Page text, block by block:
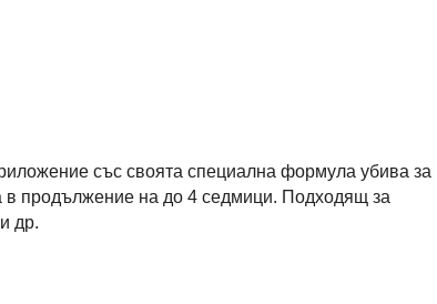
със своята специална формула убива за
в продължение на до 4 седмици. Подходящ за
др.